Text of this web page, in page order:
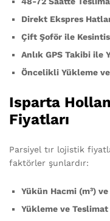
Direkt Ekspres
Çift Şoför ile
Anlık GPS Takibi ile
Öncelikli Yükleme ve
Isparta
Fiyatları
Parsiyel tır lojistik
faktörler şunlardır:
Yükün Hacmi (m³) ve
Yükleme ve